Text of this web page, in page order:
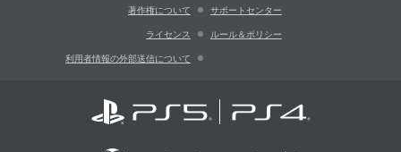
著作権について サポートセンター
ライセンス ルール＆ポリシー
利用者情報の外部送信について